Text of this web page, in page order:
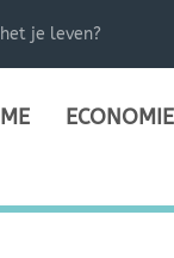
je leven?
ECONOMIE